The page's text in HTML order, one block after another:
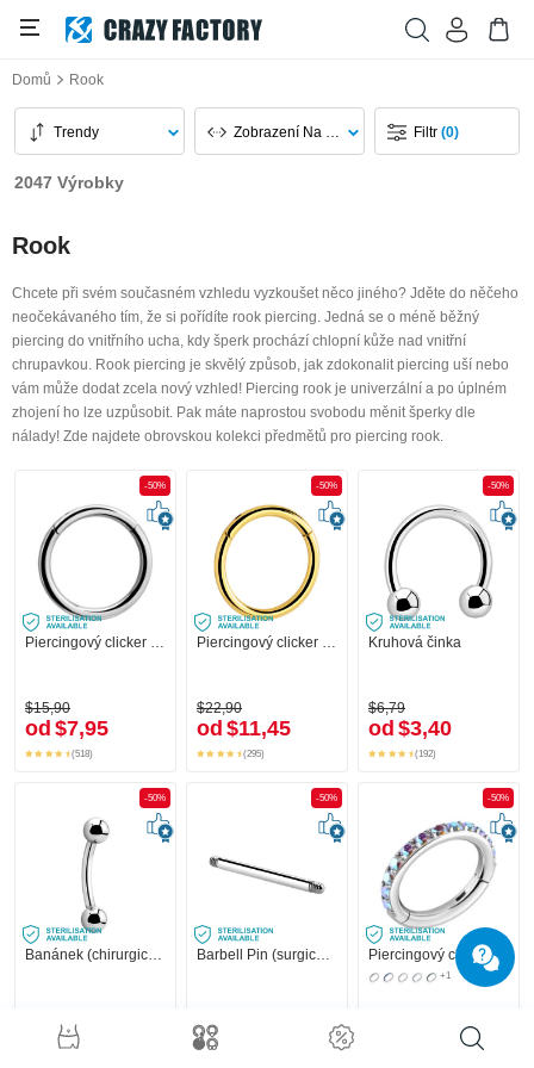
Domů Rook
Trendy Zobrazení Na Stránku Filtr(0)
2047 Výrobky
Rook
Chcete při svém současném vzhledu vyzkoušet něco jiného? Jděte do něčeho
neočekávaného tím, že si pořídíte rook piercing. Jedná se o méně běžný
piercing do vnitřního ucha, kdy šperk prochází chlopní kůže nad vnitřní
chrupavkou. Rook piercing je skvělý způsob, jak zdokonalit piercing uší nebo
vám může dodat zcela nový vzhled! Piercing rook je univerzální a po úplném
zhojení ho lze uzpůsobit. Pak máte naprostou svobodu měnit šperky dle
nálady! Zde najdete obrovskou kolekci předmětů pro piercing rook.
-50%
Piercingový clicker (chirurgická ocel, stříbrná, lesklý povrch)
$15,90
od $7,95
(518)
-50%
Piercingový clicker (chirurgická ocel, zlatá, lesklý povrch)
$22,90
od $11,45
(295)
-50%
Kruhová činka
$6,79
od $3,40
(192)
-50%
$2,30
-50%
Barbell Pin (surgical steel, silver, shiny finish)
od
-50%
Piercingový clicker (chirurgická ocel, stříbrná, lesklý povrch) s krystalovými kamínky
+1
$15,95